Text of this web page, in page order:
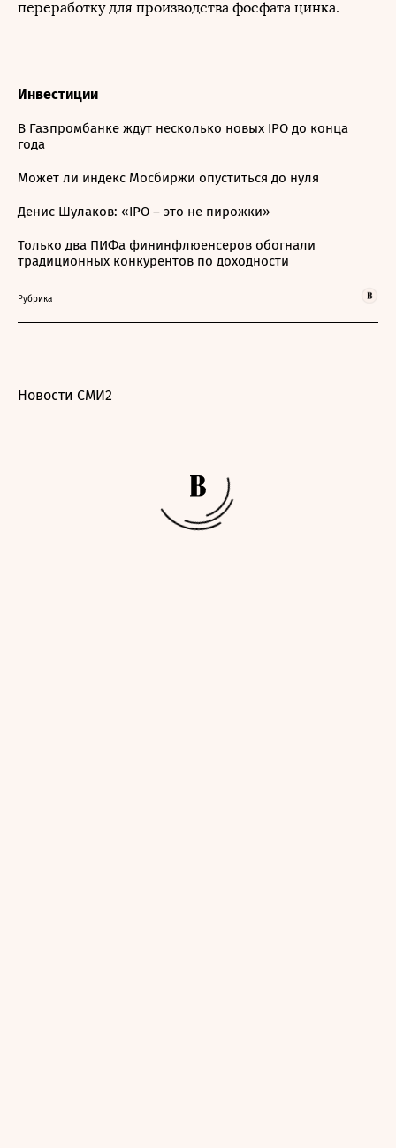
переработку для производства фосфата цинка.
Инвестиции
В Газпромбанке ждут несколько новых IPO до конца
года
Может ли индекс Мосбиржи опуститься до нуля
Денис Шулаков: «IPO – это не пирожки»
Только два ПИФа фининфлюенсеров обогнали
традиционных конкурентов по доходности
Рубрика
Новости СМИ2